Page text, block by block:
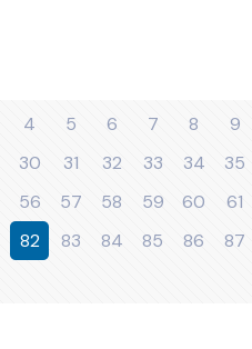
4 5 6 7 8 9
30 31 32 33 34 35
56 57 58 59 60 61
82 83 84 85 86 87